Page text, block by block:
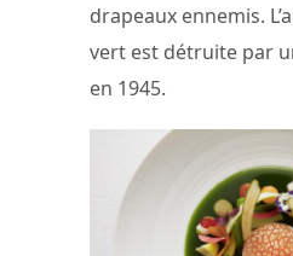
drapeaux ennemis.
vert est détruite par
en 1945.